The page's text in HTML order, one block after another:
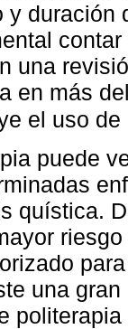
y duración
una
en más
el uso
puede
quística.
una